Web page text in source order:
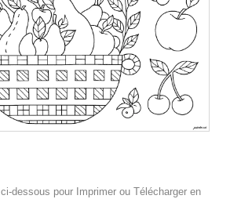
dessous pour Imprimer ou Télécharger en